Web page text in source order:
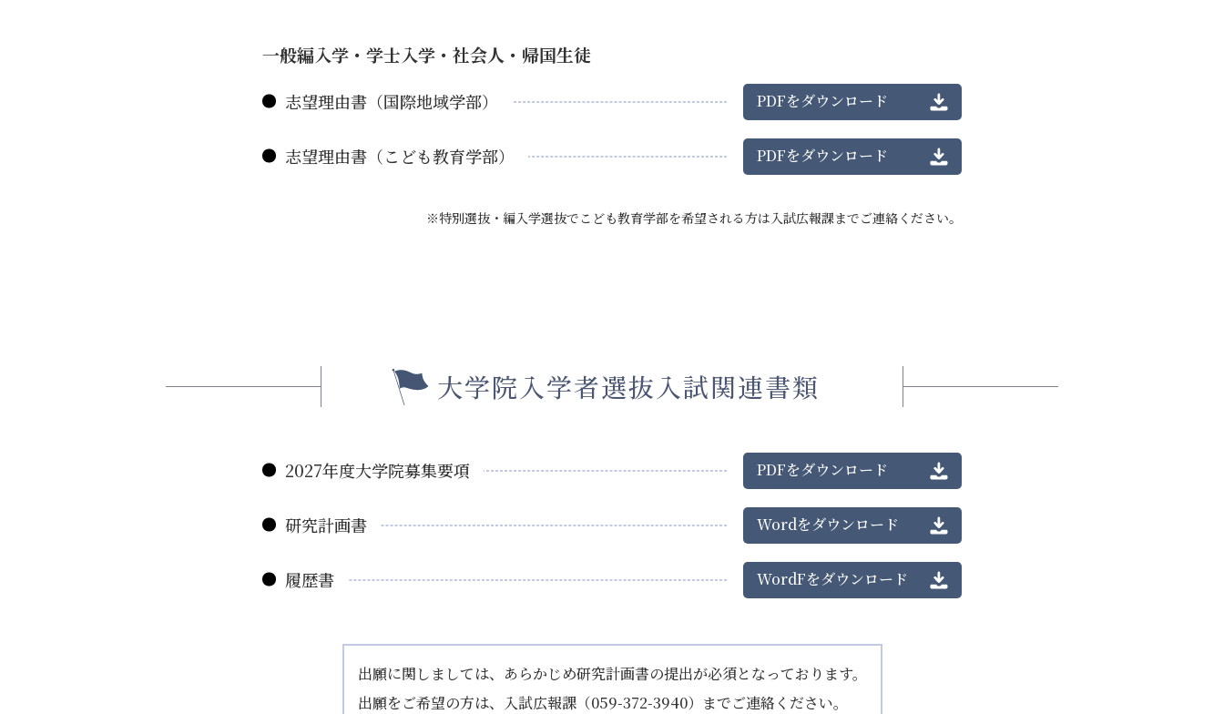
一般編入学・学士入学・社会人・帰国生徒
志望理由書（国際地域学部） PDFをダウンロード
志望理由書（こども教育学部） PDFをダウンロード
※特別選抜・編入学選抜でこども教育学部を希望される方は入試広報課までご連絡ください。
大学院入学者選抜入試関連書類
2027年度大学院募集要項 PDFをダウンロード
研究計画書 Wordをダウンロード
履歴書 WordFをダウンロード
出願に関しましては、あらかじめ研究計画書の提出が必須となっております。
出願をご希望の方は、入試広報課（059-372-3940）までご連絡ください。